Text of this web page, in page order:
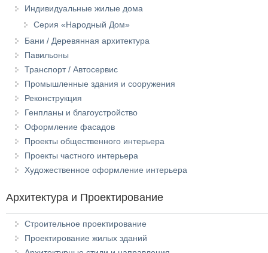
Индивидуальные жилые дома
Серия «Народный Дом»
Бани / Деревянная архитектура
Павильоны
Транспорт / Автосервис
Промышленные здания и сооружения
Реконструкция
Генпланы и благоустройство
Оформление фасадов
Проекты общественного интерьера
Проекты частного интерьера
Художественное оформление интерьера
Архитектура и Проектирование
Строительное проектирование
Проектирование жилых зданий